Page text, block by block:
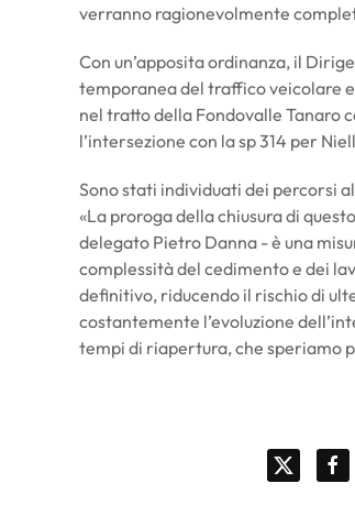
verranno ragionevolmente
Con un’apposita ordinanza, il
temporanea del traffico veicolare e
nel tratto della Fondovalle Tanaro
l’intersezione con la sp 314 per
Sono stati individuati dei percorsi
«La proroga della chiusura di
delegato Pietro Danna - è una
complessità del cedimento e dei
definitivo, riducendo il rischio di
costantemente l’evoluzione
tempi di riapertura, che speriamo